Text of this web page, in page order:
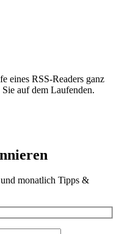
eines RSS-Readers ganz
auf dem Laufenden.
monatlich Tipps &